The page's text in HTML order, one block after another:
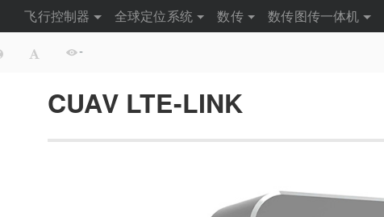
飞行控制器 全球定位系统 数传 数传图传一体机
-
CUAV LTE-LINK